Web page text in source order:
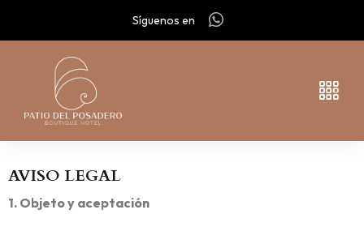
Síguenos en
AVISO LEGAL
1. Objeto y aceptación